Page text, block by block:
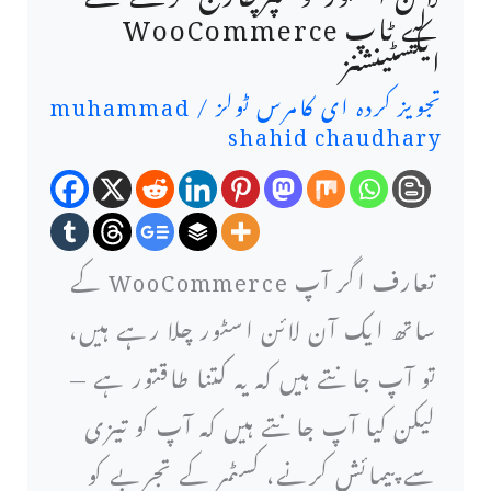
لیے ٹاپ WooCommerce
ایکسٹینشنز
تجویز کردہ ای کامرس ٹولز/
muhammad
shahid chaudhary
تعارف اگر آپ WooCommerce کے
ساتھ ایک آن لائن اسٹور چلا رہے ہیں،
تو آپ جانتے ہیں کہ یہ کتنا طاقتور ہے —
لیکن کیا آپ جانتے ہیں کہ آپ کو تیزی
سے پیمائش کرنے، کسٹمر کے تجربے کو
بڑھانے
اور
اپنے
آن
اسٹور
کو
سپرچارج
کرنے